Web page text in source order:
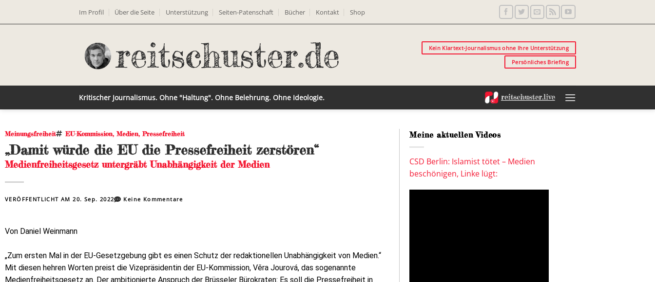
Im Profil Über die Seite Unterstützung Seiten-Patenschaft Bücher Kontakt Shop
Kein Klartext-Journalismus ohne Ihre Unterstützung
Persönliches Briefing
Kritischer Journalismus. Ohne "Haltung". Ohne Belehrung. Ohne Ideologie.
Meinungsfreiheit EU-Kommission, Medien,Pressefreiheit
„Damit würde die EU die Pressefreiheit zerstören“
Medienfreiheitsgesetz untergräbt Unabhängigkeit der Medien
VERÖFFENTLICHT AM20. Sep. 2022 Keine Kommentare
Von Daniel Weinmann
„Zum ersten Mal in der EU-Gesetzgebung gibt es einen Schutz der redaktionellen Unabhängigkeit von Medien.“
Mit diesen hehren Worten preist die Vizepräsidentin der EU-Kommission, Věra Jourová, das sogenannte
Medienfreiheitsgesetz an. Der ambitionierte Anspruch der Brüsseler Bürokraten: Es soll die Pressefreiheit in
Meine aktuellen Videos
CSD Berlin: Islamist tötet – Medien
beschönigen, Linke lügt: